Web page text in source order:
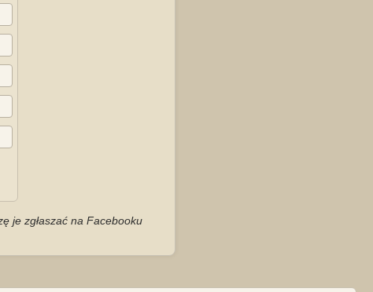
je zgłaszać na Facebooku